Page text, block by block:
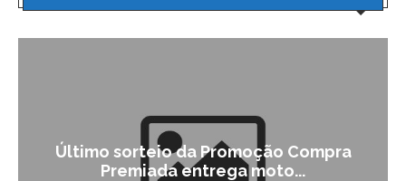
Último sorteio da Promoção Compra
Premiada entrega moto...